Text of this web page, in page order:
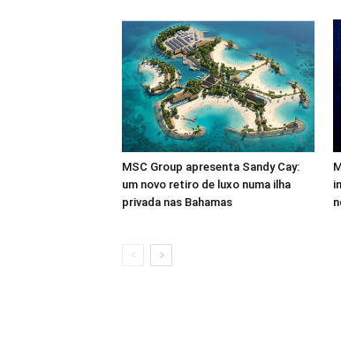
MSC Group apresenta Sandy Cay:
um novo retiro de luxo numa ilha
privada nas Bahamas